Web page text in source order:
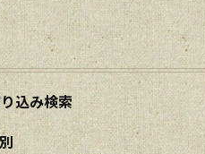
込み検索